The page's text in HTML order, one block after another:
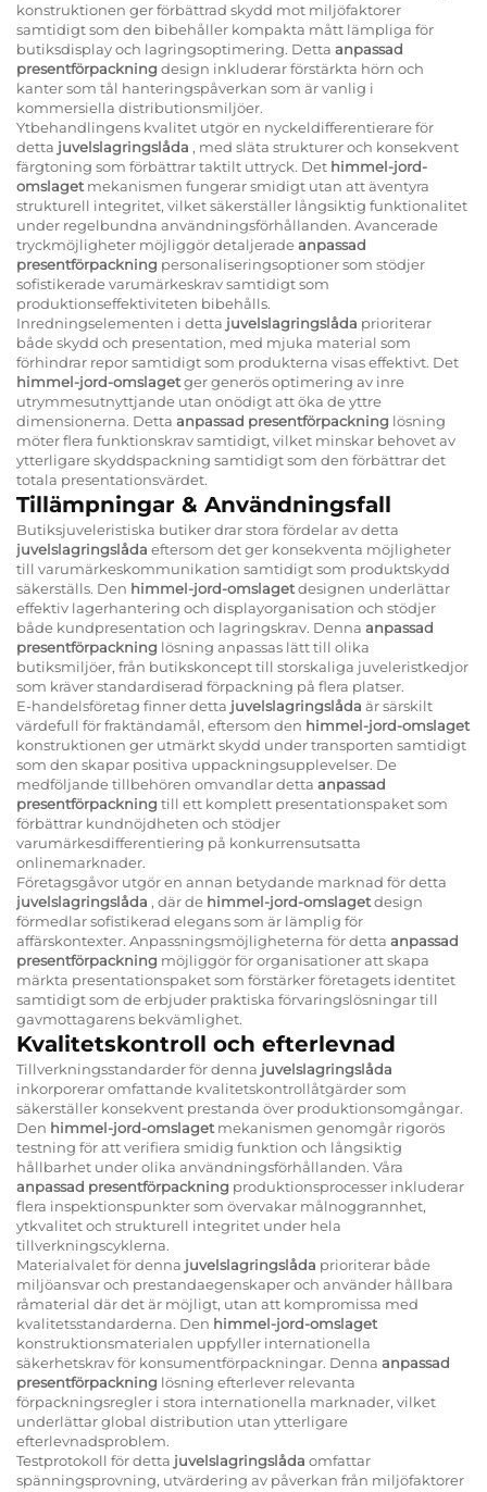
konstruktionen ger förbättrad skydd mot miljöfaktorer
samtidigt som den bibehåller kompakta mått lämpliga för
butiksdisplay och lagringsoptimering. Detta anpassad
presentförpackningdesign inkluderar förstärkta hörn och
kanter som tål hanteringspåverkan som är vanlig i
kommersiella distributionsmiljöer.
Ytbehandlingens kvalitet utgör en nyckeldifferentierare för
detta juvelslagringslåda , med släta strukturer och konsekvent
färgtoning som förbättrar taktilt uttryck. Det himmel-jord-
omslaget mekanismen fungerar smidigt utan att äventyra
strukturell integritet, vilket säkerställer långsiktig funktionalitet
under regelbundna användningsförhållanden. Avancerade
tryckmöjligheter möjliggör detaljeradeanpassad
presentförpackning personaliseringsoptioner som stödjer
sofistikerade varumärkeskrav samtidigt som
produktionseffektiviteten bibehålls.
Inredningselementen i detta juvelslagringslåda prioriterar
både skydd och presentation, med mjuka material som
förhindrar repor samtidigt som produkterna visas effektivt. Det
himmel-jord-omslagetger generös optimering av inre
utrymmesutnyttjande utan onödigt att öka de yttre
dimensionerna. Detta anpassad presentförpackning lösning
möter flera funktionskrav samtidigt, vilket minskar behovet av
ytterligare skyddspackning samtidigt som den förbättrar det
totala presentationsvärdet.
Tillämpningar & Användningsfall
Butiksjuveleristiska butiker drar stora fördelar av detta
juvelslagringslåda eftersom det ger konsekventa möjligheter
till varumärkeskommunikation samtidigt som produktskydd
säkerställs. Den himmel-jord-omslagetdesignen underlättar
effektiv lagerhantering och displayorganisation och stödjer
både kundpresentation och lagringskrav. Denna anpassad
presentförpackning lösning anpassas lätt till olika
butiksmiljöer, från butikskoncept till storskaliga juveleristkedjor
som kräver standardiserad förpackning på flera platser.
E-handelsföretag finner detta juvelslagringslåda är särskilt
värdefull för fraktändamål, eftersom den himmel-jord-omslaget
konstruktionen ger utmärkt skydd under transporten samtidigt
som den skapar positiva uppackningsupplevelser. De
medföljande tillbehören omvandlar detta anpassad
presentförpackningtill ett komplett presentationspaket som
förbättrar kundnöjdheten och stödjer
varumärkesdifferentiering på konkurrensutsatta
onlinemarknader.
Företagsgåvor utgör en annan betydande marknad för detta
juvelslagringslåda , där de himmel-jord-omslagetdesign
förmedlar sofistikerad elegans som är lämplig för
affärskontexter. Anpassningsmöjligheterna för detta anpassad
presentförpackning möjliggör för organisationer att skapa
märkta presentationspaket som förstärker företagets identitet
samtidigt som de erbjuder praktiska förvaringslösningar till
gavmottagarens bekvämlighet.
Kvalitetskontroll och efterlevnad
Tillverkningsstandarder för denna juvelslagringslåda
inkorporerar omfattande kvalitetskontrollåtgärder som
säkerställer konsekvent prestanda över produktionsomgångar.
Den himmel-jord-omslaget mekanismen genomgår rigorös
testning för att verifiera smidig funktion och långsiktig
hållbarhet under olika användningsförhållanden. Våra
anpassad presentförpackning produktionsprocesser inkluderar
flera inspektionspunkter som övervakar målnoggrannhet,
ytkvalitet och strukturell integritet under hela
tillverkningscyklerna.
Materialvalet för denna juvelslagringslåda prioriterar både
miljöansvar och prestandaegenskaper och använder hållbara
råmaterial där det är möjligt, utan att kompromissa med
kvalitetsstandarderna. Den himmel-jord-omslaget
konstruktionsmaterialen uppfyller internationella
säkerhetskrav för konsumentförpackningar. Denna anpassad
presentförpackning lösning efterlever relevanta
förpackningsregler i stora internationella marknader, vilket
underlättar global distribution utan ytterligare
efterlevnadsproblem.
Testprotokoll för detta juvelslagringslåda omfattar
spänningsprovning, utvärdering av påverkan från miljöfaktorer